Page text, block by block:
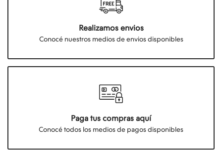
Realizamos envios
Conocé nuestros medios de envios disponibles
Paga tus compras aquí
Conocé todos los medios de pagos disponibles